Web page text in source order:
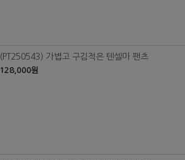
(PT250543) 가볍고 구김적은 텐셀마 팬츠
128,000원